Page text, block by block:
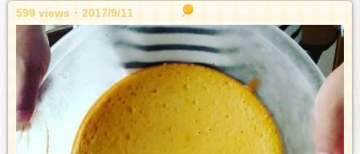
599 views ･ 2017/9/11